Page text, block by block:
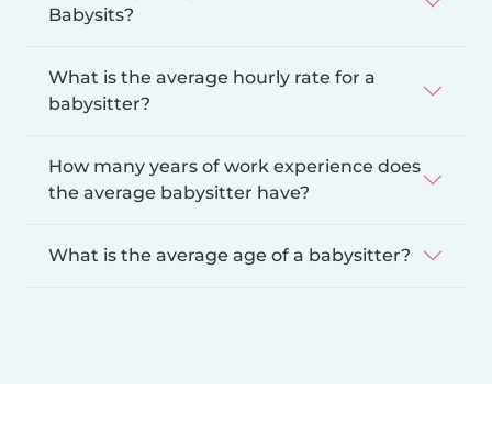
Babysits?
What is the average hourly rate for a
babysitter?
How many years of work experience does
the average babysitter have?
What is the average age of a babysitter?